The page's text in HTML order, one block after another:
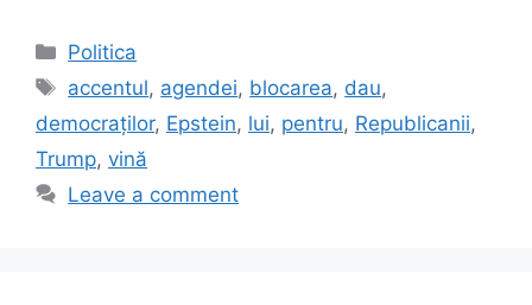
Categories
Politica
Tags
accentul, agendei, blocarea, dau,
democraților, Epstein, lui, pentru, Republicanii,
Trump, vină
Leave a comment